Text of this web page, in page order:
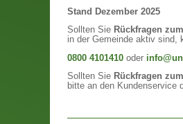
Stand Dezember 2025
Sollten Sie Rückfragen
in der Gemeinde aktiv sind,
0800 4101410 oder
Sollten Sie Rückfragen
bitte an den Kundenservice